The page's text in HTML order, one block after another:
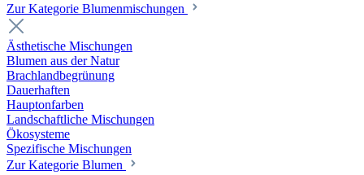
Zur Kategorie Blumenmischungen
Ästhetische Mischungen
Blumen aus der Natur
Brachlandbegrünung
Dauerhaften
Hauptonfarben
Landschaftliche Mischungen
Ökosysteme
Spezifische Mischungen
Zur Kategorie Blumen